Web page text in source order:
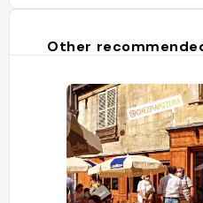
Other